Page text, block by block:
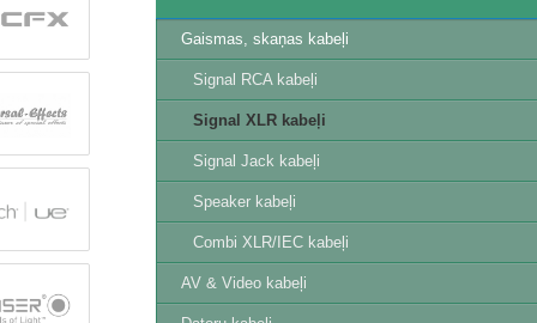
Gaismas, skaņas kabeļi
Signal RCA kabeļi
Signal XLR kabeļi
Signal Jack kabeļi
Speaker kabeļi
Combi XLR/IEC kabeļi
AV & Video kabeļi